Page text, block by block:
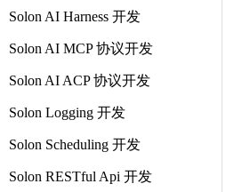
Solon AI Harness 开发
Solon AI MCP 协议开发
Solon AI ACP 协议开发
Solon Logging 开发
Solon Scheduling 开发
Solon RESTful Api 开发